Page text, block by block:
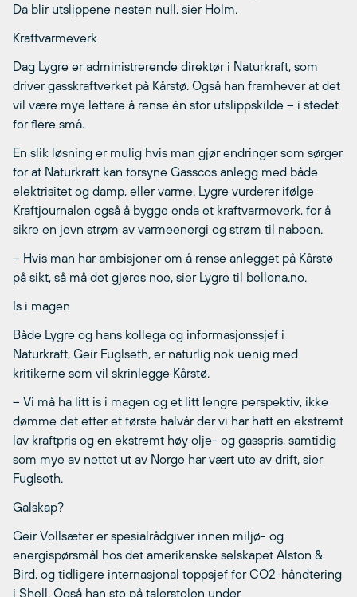
Da blir utslippene nesten null, sier Holm.
Kraftvarmeverk
Dag Lygre er administrerende direktør i Naturkraft, som
driver gasskraftverket på Kårstø. Også han framhever at det
vil være mye lettere å rense én stor utslippskilde – i stedet
for flere små.
En slik løsning er mulig hvis man gjør endringer som sørger
for at Naturkraft kan forsyne Gasscos anlegg med både
elektrisitet og damp, eller varme. Lygre vurderer ifølge
Kraftjournalen også å bygge enda et kraftvarmeverk, for å
sikre en jevn strøm av varmeenergi og strøm til naboen.
– Hvis man har ambisjoner om å rense anlegget på Kårstø
på sikt, så må det gjøres noe, sier Lygre til bellona.no.
Is i magen
Både Lygre og hans kollega og informasjonssjef i
Naturkraft, Geir Fuglseth, er naturlig nok uenig med
kritikerne som vil skrinlegge Kårstø.
– Vi må ha litt is i magen og et litt lengre perspektiv, ikke
dømme det etter et første halvår der vi har hatt en ekstremt
lav kraftpris og en ekstremt høy olje- og gasspris, samtidig
som mye av nettet ut av Norge har vært ute av drift, sier
Fuglseth.
Galskap?
Geir Vollsæter er spesialrådgiver innen miljø- og
energispørsmål hos det amerikanske selskapet Alston &
Bird, og tidligere internasjonal toppsjef for CO2-håndtering
i Shell. Også han sto på talerstolen under